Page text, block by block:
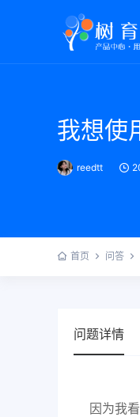
我想使
reedtt
首页 问答
问题详情
因为我